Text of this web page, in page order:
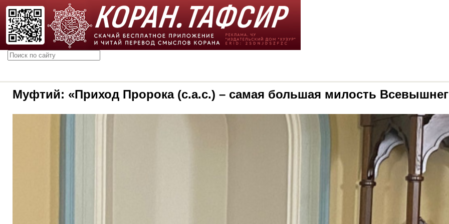
Муфтий: «Приход Пророка (с.а.с.) – самая большая милость